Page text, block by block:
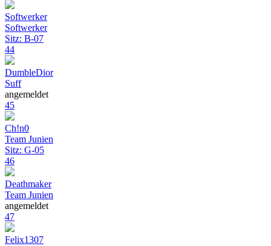
Softwerker
Softwerker
Sitz: B-07
44
DumbleDior
Suff
angemeldet
45
Ch!n0
Team Junien
Sitz: G-05
46
Deathmaker
Team Junien
angemeldet
47
Felix1307